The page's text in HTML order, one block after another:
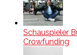
Schauspieler
Crowfunding